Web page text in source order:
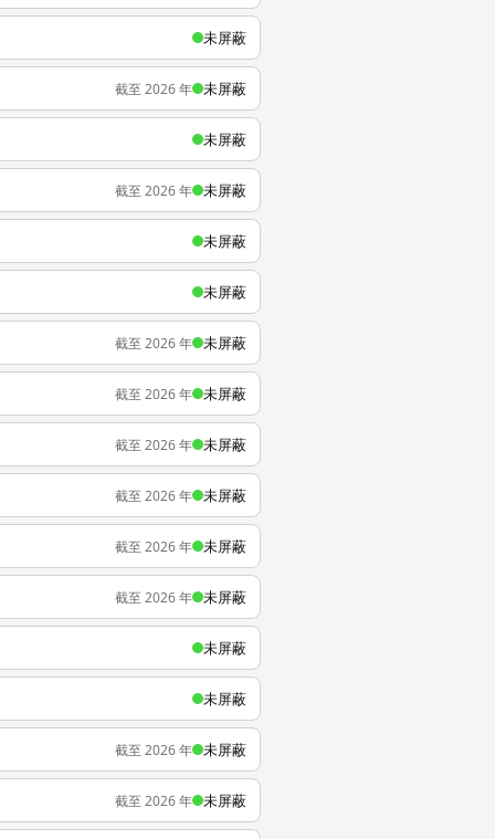
未屏蔽
截至 2026 年 未屏蔽
未屏蔽
截至 2026 年 未屏蔽
未屏蔽
未屏蔽
截至 2026 年 未屏蔽
截至 2026 年 未屏蔽
截至 2026 年 未屏蔽
截至 2026 年 未屏蔽
截至 2026 年 未屏蔽
截至 2026 年 未屏蔽
未屏蔽
未屏蔽
截至 2026 年 未屏蔽
截至 2026 年 未屏蔽